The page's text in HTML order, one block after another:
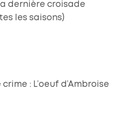
dernière croisade
les saisons)
: L’oeuf d’Ambroise